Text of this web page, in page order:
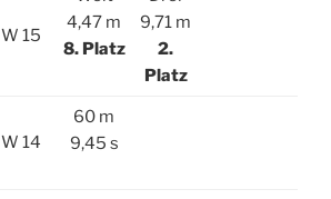
W 15
4,47 m
8. Platz
9,71 m
2.
Platz
W 14
60 m
9,45 s